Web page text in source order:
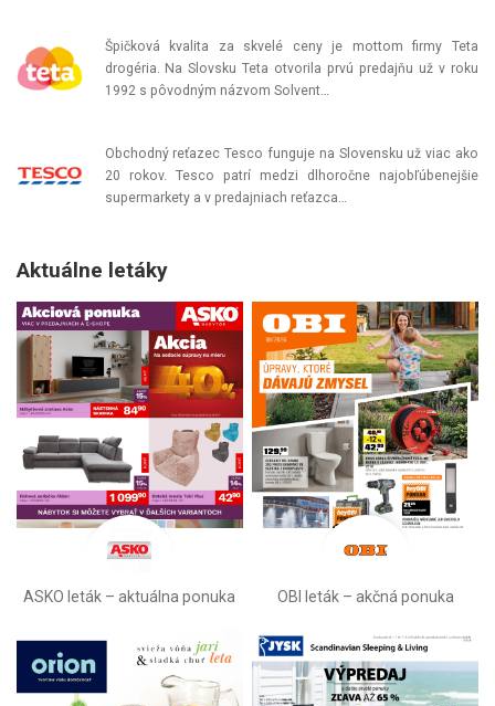
Špičková kvalita za skvelé ceny je mottom firmy Teta
drogéria. Na Slovsku Teta otvorila prvú predajňu už v roku
1992 s pôvodným názvom Solvent…
Obchodný reťazec Tesco funguje na Slovensku už viac ako
20 rokov. Tesco patrí medzi dlhoročne najobľúbenejšie
supermarkety a v predajniach reťazca…
Aktuálne letáky
ASKO leták – aktuálna ponuka OBI leták –⁠ akčná ponuka